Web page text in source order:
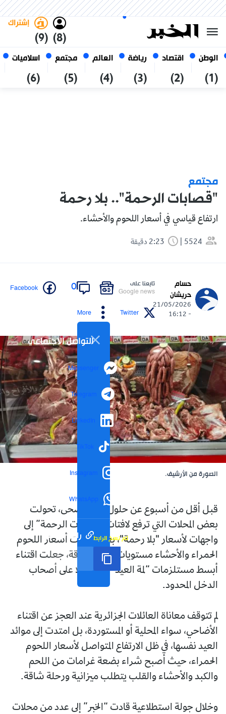
الوطن
(1)
اقتصاد
(2)
رياضة
(3)
العالم
(4)
مجتمع
(5)
اسلاميات
(6)
(8)
إشتراك
(9)
أغسطس 2026
الجزائر
مجتمع
"قصابات الرحمة".. بلا رحمة
ارتفاع قياسي في أسعار اللحوم والأحشاء.
5524
حسام
حريشان
21/05/2026
- 16:12
تابعنا على
Google news
0
Facebook
Twitter
More
التواصل الاجتماعي
Messenger
Telegram
LinkedIn
TikTok
Instagram
WhatsApp
رابط مختصر تم نسخ الرابط
الصورة من الأرشيف.
قبل أقل من أسبوع عن حلول عيد الأضحى، تحولت
بعض المحلات التي ترفع لافتات “قصابات الرحمة” إلى
واجهات لأسعار "بلا رحمة"، بعدما بلغت أسعار اللحوم
الحمراء والأحشاء مستويات غير مسبوقة، جعلت اقتناء
أبسط مستلزمات “لمة العيد” عبئا ثقيلا على أصحاب
الدخل المحدود.
لم تتوقف معاناة العائلات الجزائرية عند العجز عن اقتناء
الأضاحي، سواء المحلية أو المستوردة، بل امتدت إلى موائد
العيد نفسها، في ظل الارتفاع المتواصل لأسعار اللحوم
الحمراء، حيث أصبح شراء بضعة غرامات من اللحم
والكبد والأحشاء والقلب يتطلب ميزانية ورحلة شاقة.
وخلال جولة استطلاعية قادت “الخبر” إلى عدد من محلات